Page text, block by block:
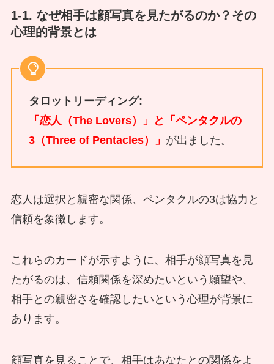
1-1. なぜ相手は顔写真を見たがるのか？その
心理的背景とは
タロットリーディング:
「恋人（The Lovers）」と「ペンタクルの
3（Three of Pentacles）」 が出ました。
恋人は選択と親密な関係、ペンタクルの3は協力と
信頼を象徴します。
これらのカードが示すように、相手が顔写真を見
たがるのは、信頼関係を深めたいという願望や、
相手との親密さを確認したいという心理が背景に
あります。
顔写真を見ることで、相手はあなたとの関係をよ